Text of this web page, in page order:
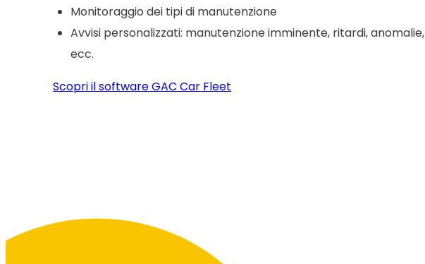
Monitoraggio dei tipi di manutenzione
Avvisi personalizzati: manutenzione imminente, ritardi, anomalie,
ecc.
Scopri il software GAC Car Fleet